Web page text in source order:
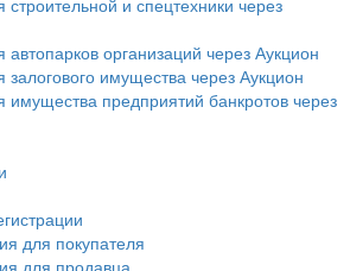
строительной и спецтехники через
автопарков организаций через Аукцион
залогового имущества через Аукцион
имущества предприятий банкротов через
для покупателя
для продавца